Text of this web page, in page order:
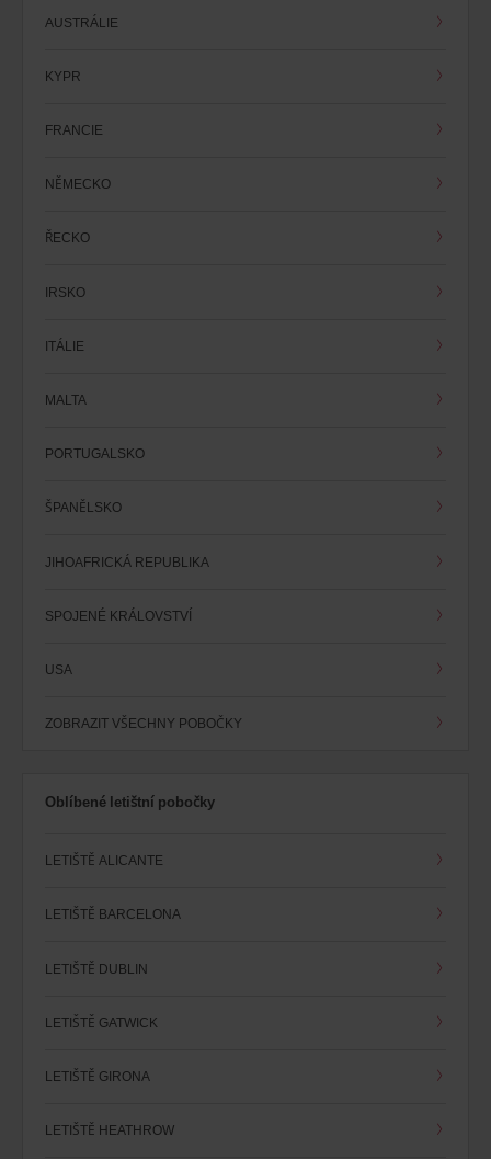
AUSTRÁLIE
KYPR
FRANCIE
NĚMECKO
ŘECKO
IRSKO
ITÁLIE
MALTA
PORTUGALSKO
ŠPANĚLSKO
JIHOAFRICKÁ REPUBLIKA
SPOJENÉ KRÁLOVSTVÍ
USA
ZOBRAZIT VŠECHNY POBOČKY
Oblíbené letištní pobočky
LETIŠTĚ ALICANTE
LETIŠTĚ BARCELONA
LETIŠTĚ DUBLIN
LETIŠTĚ GATWICK
LETIŠTĚ GIRONA
LETIŠTĚ HEATHROW